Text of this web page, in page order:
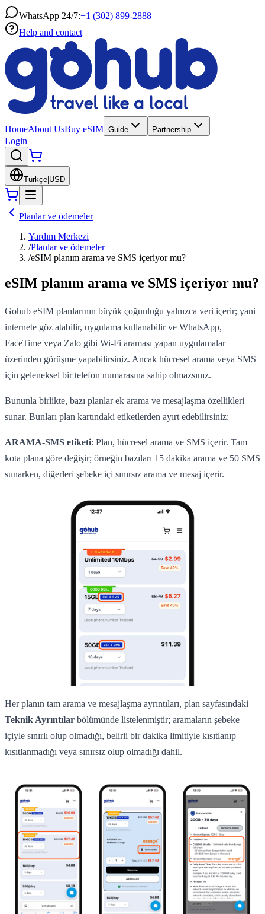
WhatsApp 24/7:+1 (302) 899-2888
Help and contact
HomeAbout UsBuy eSIM Guide Partnership
Login
Türkçe USD
Planlar ve ödemeler
Yardım Merkezi
/Planlar ve ödemeler
/eSIM planım arama ve SMS içeriyor mu?
eSIM planım arama ve SMS içeriyor mu?
Gohub eSIM planlarının büyük çoğunluğu yalnızca veri içerir; yani
internete göz atabilir, uygulama kullanabilir ve WhatsApp,
FaceTime veya Zalo gibi Wi-Fi araması yapan uygulamalar
üzerinden görüşme yapabilirsiniz. Ancak hücresel arama veya SMS
için geleneksel bir telefon numarasına sahip olmazsınız.
Bununla birlikte, bazı planlar ek arama ve mesajlaşma özellikleri
sunar. Bunları plan kartındaki etiketlerden ayırt edebilirsiniz:
ARAMA-SMS etiketi: Plan, hücresel arama ve SMS içerir. Tam
kota plana göre değişir; örneğin bazıları 15 dakika arama ve 50 SMS
sunarken, diğerleri şebeke içi sınırsız arama ve mesaj içerir.
Her planın tam arama ve mesajlaşma ayrıntıları, plan sayfasındaki
Teknik Ayrıntılar bölümünde listelenmiştir; aramaların şebeke
içiyle sınırlı olup olmadığı, belirli bir dakika limitiyle kısıtlanıp
kısıtlanmadığı veya sınırsız olup olmadığı dahil.